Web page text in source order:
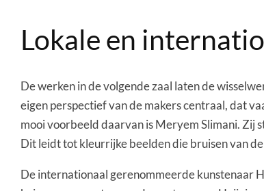
Lokale en
De werken in de volgende zaal laten de
eigen perspectief van de makers centraal, dat
mooi voorbeeld daarvan is Meryem Slimani. Zij
Dit leidt tot kleurrijke beelden die bruisen van
De internationaal gerenommeerde kunstenaar